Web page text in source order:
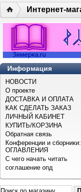
Интернет-
Информация
НОВОСТИ
О проекте
ДОСТАВКА И ОПЛАТА
КАК СДЕЛАТЬ ЗАКАЗ
ЛИЧНЫЙ КАБИНЕТ
КУПИТЬ/КОРЗИНА
Обратная связь
Конференции и сборники:
ОГЛАВЛЕНИЯ
С чего начать читать
соглашение опд